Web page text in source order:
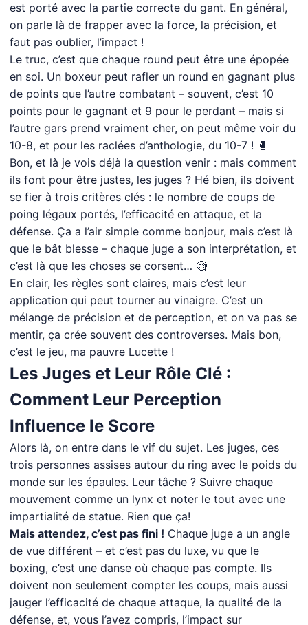
est porté avec la partie correcte du gant. En général,
on parle là de frapper avec la force, la précision, et
faut pas oublier, l’impact !
Le truc, c’est que chaque round peut être une épopée
en soi. Un boxeur peut rafler un round en gagnant plus
de points que l’autre combatant – souvent, c’est 10
points pour le gagnant et 9 pour le perdant – mais si
l’autre gars prend vraiment cher, on peut même voir du
10-8, et pour les raclées d’anthologie, du 10-7 ! 🥊
Bon, et là je vois déjà la question venir : mais comment
ils font pour être justes, les juges ? Hé bien, ils doivent
se fier à trois critères clés : le nombre de coups de
poing légaux portés, l’efficacité en attaque, et la
défense. Ça a l’air simple comme bonjour, mais c’est là
que le bât blesse – chaque juge a son interprétation, et
c’est là que les choses se corsent… 🧐
En clair, les règles sont claires, mais c’est leur
application qui peut tourner au vinaigre. C’est un
mélange de précision et de perception, et on va pas se
mentir, ça crée souvent des controverses. Mais bon,
c’est le jeu, ma pauvre Lucette !
Les Juges et Leur Rôle Clé :
Comment Leur Perception
Influence le Score
Alors là, on entre dans le vif du sujet. Les juges, ces
trois personnes assises autour du ring avec le poids du
monde sur les épaules. Leur tâche ? Suivre chaque
mouvement comme un lynx et noter le tout avec une
impartialité de statue. Rien que ça!
Mais attendez, c’est pas fini ! Chaque juge a un angle
de vue différent – et c’est pas du luxe, vu que le
boxing, c’est une danse où chaque pas compte. Ils
doivent non seulement compter les coups, mais aussi
jauger l’efficacité de chaque attaque, la qualité de la
défense, et, vous l’avez compris, l’impact sur